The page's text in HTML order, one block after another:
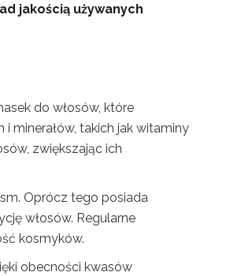
jakością używanych
do włosów, które
minerałów, takich jak witaminy
zwiększając ich
Oprócz tego posiada
włosów. Regularne
kosmyków.
obecności kwasów